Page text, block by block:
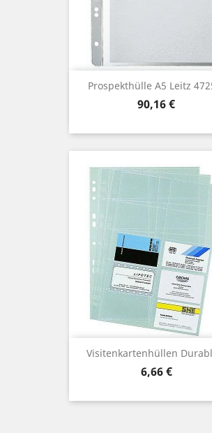
Prospekthülle A5 Leitz
Preis
90,16 €
Visitenkartenhüllen
Preis
6,66 €